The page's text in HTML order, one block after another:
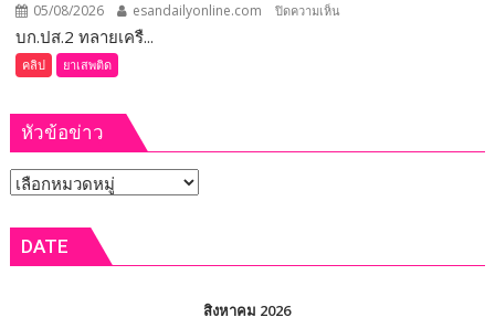
05/08/2026 esandailyonline.com ปิดความเห็น
เครือ
บก.ปส.2 ทลายเครื...
คลิป ยาเสพติด
หัวข้อข่าว
หัวข้อ
DATE
สิงหาคม 2026